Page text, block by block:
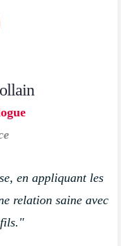
en appliquant les
relation saine avec